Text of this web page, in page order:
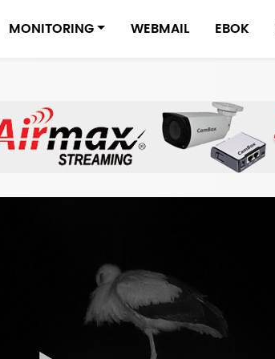
MONITORING WEBMAIL EBOK